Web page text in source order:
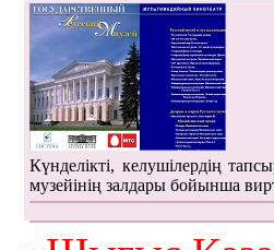
Күнделікті, келушілердің
музейінің залдары бойынша